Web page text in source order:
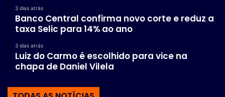
3 dias atrás
Banco Central confirma novo corte e reduz a
taxa Selic para 14% ao ano
3 dias atrás
Luiz do Carmo é escolhido para vice na
chapa de Daniel Vilela